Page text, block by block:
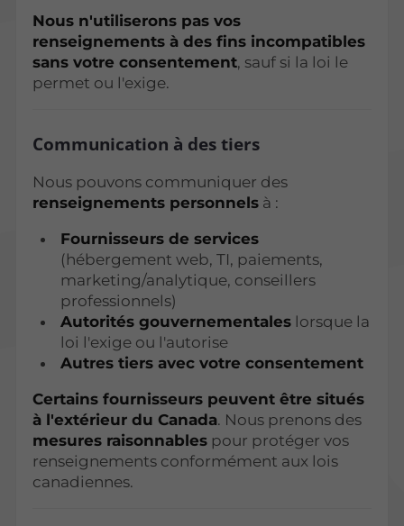
Nous n'utiliserons pas vos
renseignements à des fins incompatibles
sans votre consentement, sauf si la loi le
permet ou l'exige.
Communication à des tiers
Nous pouvons communiquer des
renseignements personnels à :
Fournisseurs de services
(hébergement web, TI, paiements,
marketing/analytique, conseillers
professionnels)
Autorités gouvernementales lorsque la
loi l'exige ou l'autorise
Autres tiers avec votre consentement
Certains fournisseurs peuvent être situés
à l'extérieur du Canada. Nous prenons des
mesures raisonnables pour protéger vos
renseignements conformément aux lois
canadiennes.